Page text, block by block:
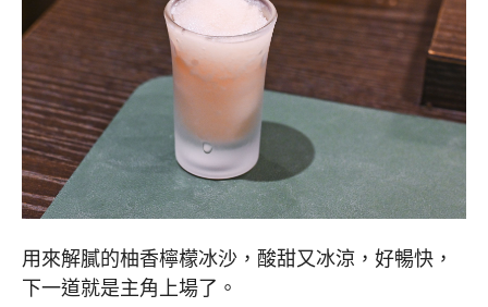
用來解膩的柚香檸檬冰沙，酸甜又冰涼，好暢快，
下一道就是主角上場了。